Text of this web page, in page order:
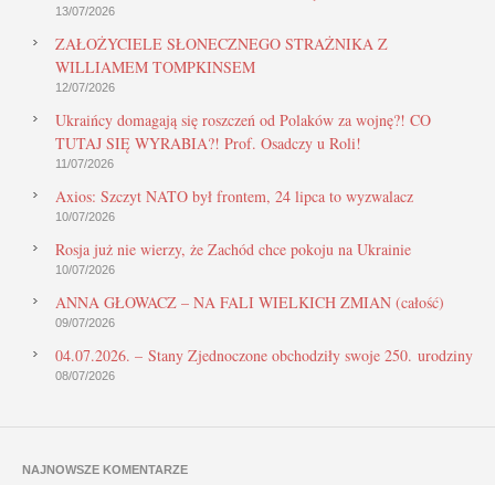
13/07/2026
ZAŁOŻYCIELE SŁONECZNEGO STRAŻNIKA Z
WILLIAMEM TOMPKINSEM
12/07/2026
Ukraińcy domagają się roszczeń od Polaków za wojnę?! CO
TUTAJ SIĘ WYRABIA?! Prof. Osadczy u Roli!
11/07/2026
Axios: Szczyt NATO był frontem, 24 lipca to wyzwalacz
10/07/2026
Rosja już nie wierzy, że Zachód chce pokoju na Ukrainie
10/07/2026
ANNA GŁOWACZ – NA FALI WIELKICH ZMIAN (całość)
09/07/2026
04.07.2026. – Stany Zjednoczone obchodziły swoje 250. urodziny
08/07/2026
NAJNOWSZE KOMENTARZE